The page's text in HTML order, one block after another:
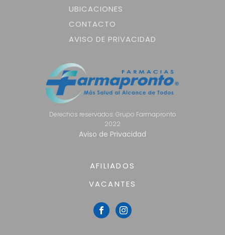
UBICACIONES
CONTACTO
AVISO DE PRIVACIDAD
Derechos reservados. Grupo Farmapronto
2022
Aviso de Privacidad
AFILIADOS
VACANTES